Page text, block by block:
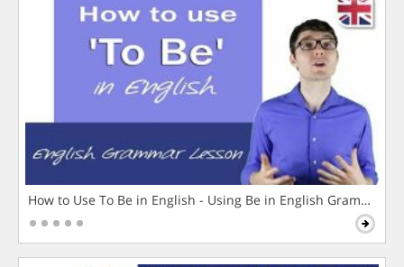
How to Use To Be in English - Using Be in English Grammar